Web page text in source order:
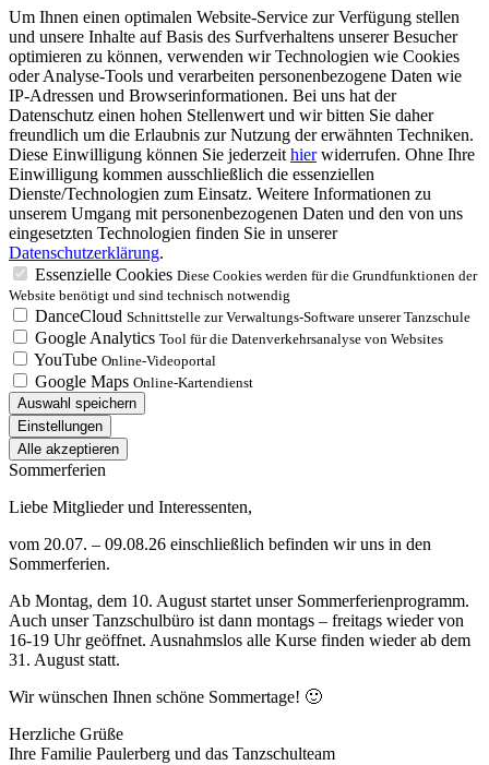
Um Ihnen einen optimalen Website-Service zur Verfügung stellen
und unsere Inhalte auf Basis des Surfverhaltens unserer Besucher
optimieren zu können, verwenden wir Technologien wie Cookies
oder Analyse-Tools und verarbeiten personenbezogene Daten wie
IP-Adressen und Browserinformationen. Bei uns hat der
Datenschutz einen hohen Stellenwert und wir bitten Sie daher
freundlich um die Erlaubnis zur Nutzung der erwähnten Techniken.
Diese Einwilligung können Sie jederzeit hierwiderrufen. Ohne Ihre
Einwilligung kommen ausschließlich die essenziellen
Dienste/Technologien zum Einsatz. Weitere Informationen zu
unserem Umgang mit personenbezogenen Daten und den von uns
eingesetzten Technologien finden Sie in unserer
Datenschutzerklärung.
Essenzielle Cookies Diese Cookies werden für die Grundfunktionen der
Website benötigt und sind technisch notwendig
DanceCloud Schnittstelle zur Verwaltungs-Software unserer Tanzschule
Google Analytics Tool für die Datenverkehrsanalyse von Websites
YouTube Online-Videoportal
Google Maps Online-Kartendienst
Auswahl speichern
Einstellungen
Alle akzeptieren
Sommerferien
Liebe Mitglieder und Interessenten,
vom 20.07. – 09.08.26 einschließlich befinden wir uns in den
Sommerferien.
Ab Montag, dem 10. August startet unser Sommerferienprogramm.
Auch unser Tanzschulbüro ist dann montags – freitags wieder von
16-19 Uhr geöffnet. Ausnahmslos alle Kurse finden wieder ab dem
31. August statt.
Wir wünschen Ihnen schöne Sommertage! 🙂
Herzliche Grüße
Ihre Familie Paulerberg und das Tanzschulteam